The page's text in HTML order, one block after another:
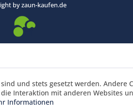
€ und 5 % ab 1495 €
by zaun-kaufen.de
und stets gesetzt werden. Andere
Interaktion mit anderen Websites
Informationen